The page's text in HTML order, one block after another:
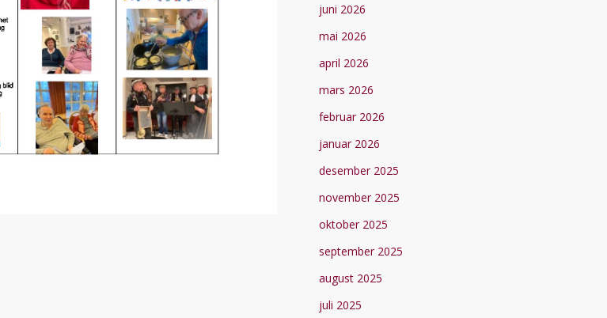
juni 2026
mai 2026
april 2026
mars 2026
februar 2026
januar 2026
desember 2025
november 2025
oktober 2025
september 2025
august 2025
juli 2025